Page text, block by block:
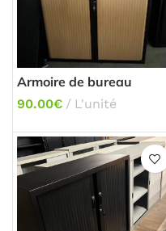
Armoire de bureau
90.00€ L'unité